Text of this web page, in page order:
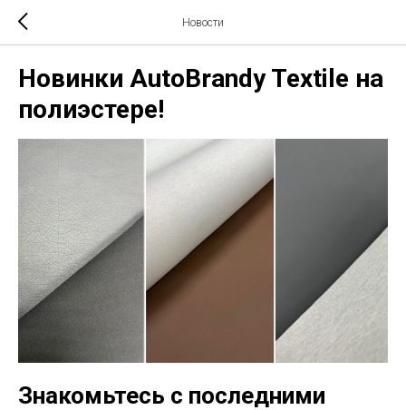
Новости
Новинки AutoBrandy Textile на
полиэстере!
Знакомьтесь с последними